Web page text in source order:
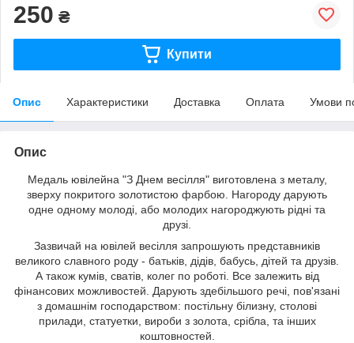
250 ₴
Купити
Опис Характеристики Доставка Оплата Умови
Опис
Медаль ювілейна "З Днем весілля" виготовлена з металу,
зверху покритого золотистою фарбою. Нагороду дарують
одне одному молоді, або молодих нагороджують рідні та
друзі.
Зазвичай на ювілей весілля запрошують представників
великого славного роду - батьків, дідів, бабусь, дітей та друзів.
А також кумів, сватів, колег по роботі. Все залежить від
фінансових можливостей. Дарують здебільшого речі, пов'язані
з домашнім господарством: постільну білизну, столові
прилади, статуетки, вироби з золота, срібла, та інших
коштовностей.